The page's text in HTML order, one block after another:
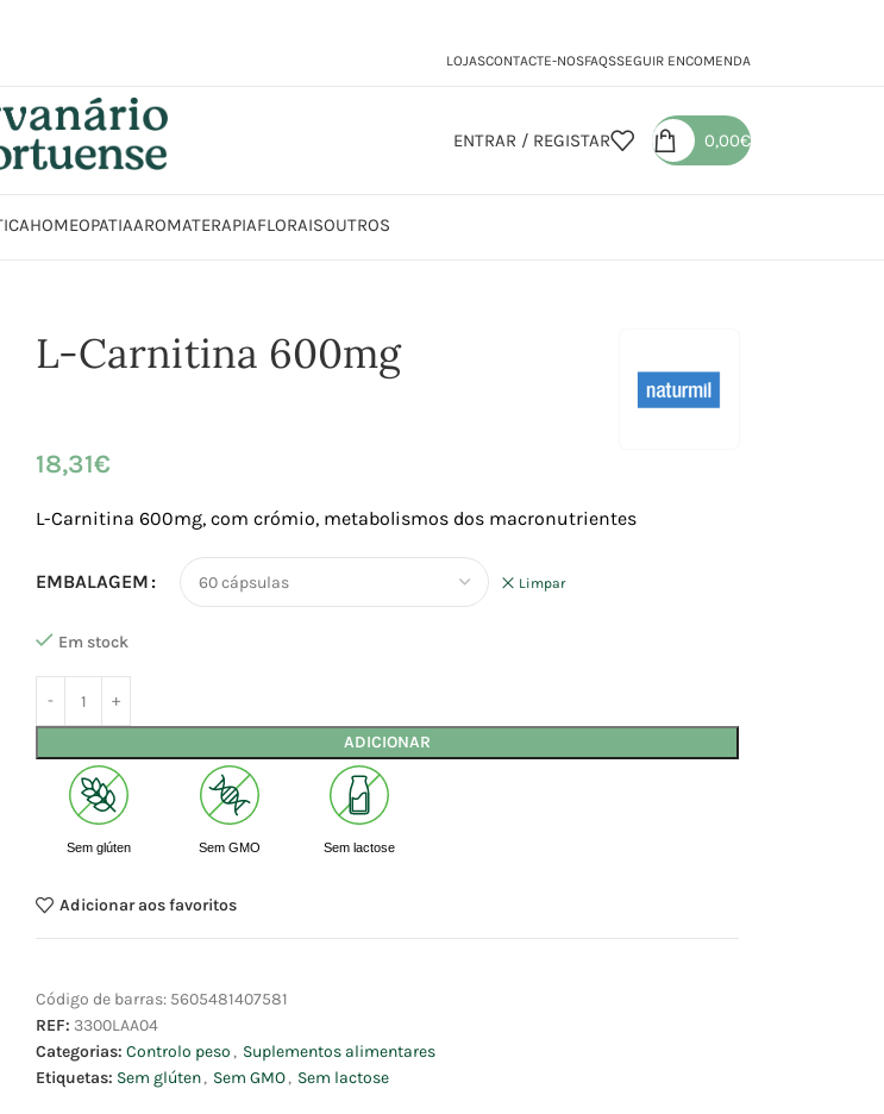
LOJASCONTACTE-NOSFAQSSEGUIR ENCOMENDA
ENTRAR / REGISTAR 0,00€
HOMEOPATIAAROMATERAPIAFLORAISOUTROS
L-Carnitina 600mg
18,31€
L-Carnitina 600mg, com crómio, metabolismos dos macronutrientes
EMBALAGEM Limpar
Em stock
ADICIONAR
Sem glúten Sem GMO Sem lactose
Adicionar aos favoritos
Código de barras: 5605481407581
REF: 3300LAA04
Categorias: Controlo peso , Suplementos alimentares
Etiquetas: Sem glúten, Sem GMO, Sem lactose